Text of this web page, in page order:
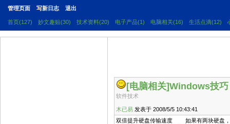
管理页面 写新日志 退出
首页(127) 妙文趣贴(30) 技术资料(20) 电子产品(1) 电脑相关(16) 生活点滴(12)
[电脑相关]Windows技巧
软件技术
木已易 发表于 2008/5/5 10:43:41
双倍提升硬盘传输速度 如果有两块硬盘，